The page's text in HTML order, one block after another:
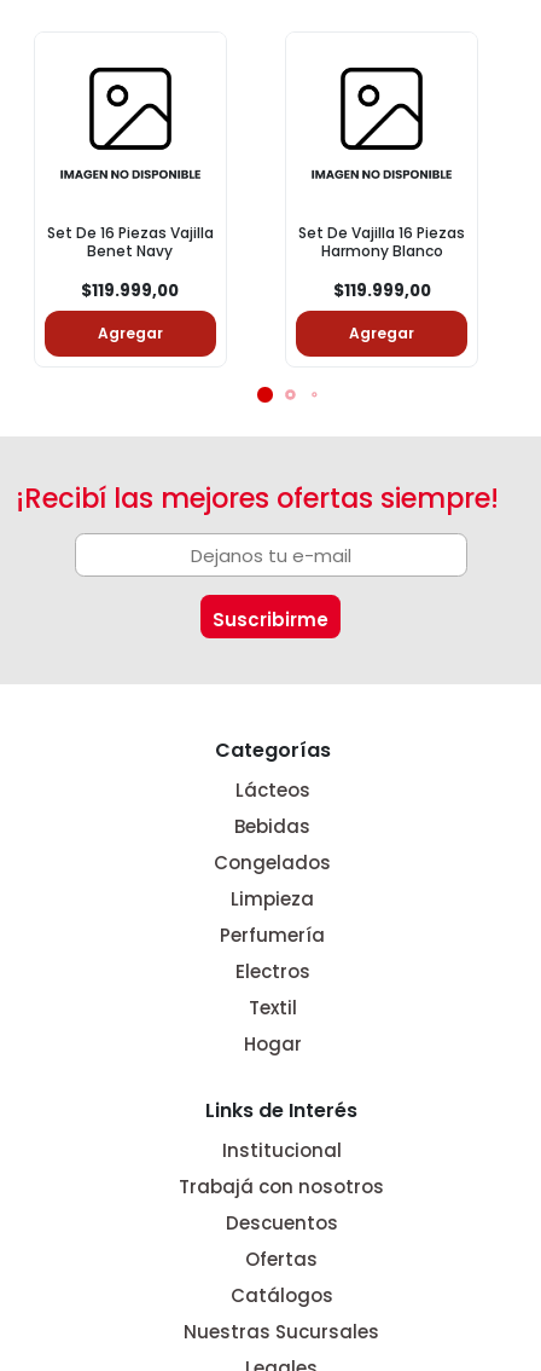
Set De 16 Piezas Vajilla
Benet Navy
$119.999,00
Agregar
Set De Vajilla 16 Piezas
Harmony Blanco
$119.999,00
Agregar
¡Recibí las mejores ofertas siempre!
Categorías
Lácteos
Bebidas
Congelados
Limpieza
Perfumería
Electros
Textil
Hogar
Links de Interés
Institucional
Trabajá con nosotros
Descuentos
Ofertas
Catálogos
Nuestras Sucursales